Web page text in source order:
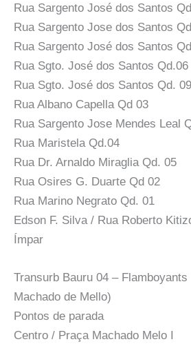
Rua Sargento José dos Santos
Rua Sargento Jose dos Santos
Rua Sargento José dos Santos
Rua Sgto. José dos Santos Qd.06
Rua Sgto. José dos Santos Qd. 09
Rua Albano Capella Qd 03
Rua Sargento Jose Mendes Leal
Rua Maristela Qd.04
Rua Dr. Arnaldo Miraglia Qd. 05
Rua Osires G. Duarte Qd 02
Rua Marino Negrato Qd. 01
Edson F. Silva / Rua Roberto
Ímpar
Transurb Bauru 04 – Flamboyants
Machado de Mello)
Pontos de parada
Centro / Praça Machado Melo I